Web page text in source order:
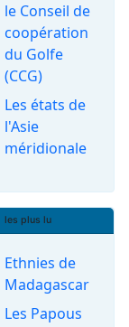
le Conseil de
coopération
du Golfe
(CCG)
Les états de
l'Asie
méridionale
les plus lu
Ethnies de
Madagascar
Les Papous